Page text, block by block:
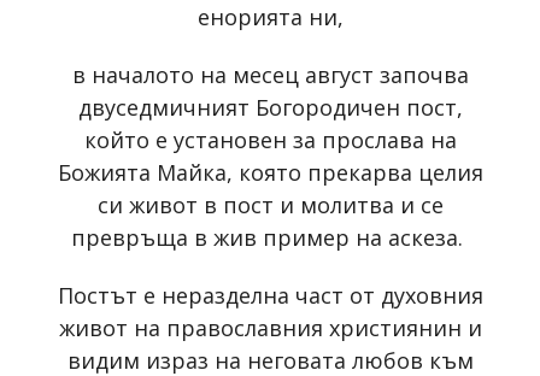
енорията ни,
в началото на месец август започва
двуседмичният Богородичен пост,
който е установен за прослава на
Божията Майка, която прекарва целия
си живот в пост и молитва и се
превръща в жив пример на аскеза.
Постът е неразделна част от духовния
живот на православния християнин и
видим израз на неговата любов към